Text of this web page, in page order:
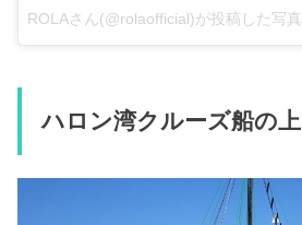
ROLAさん(@rolaofficial)が投稿した写真
ハロン湾クルーズ船の上